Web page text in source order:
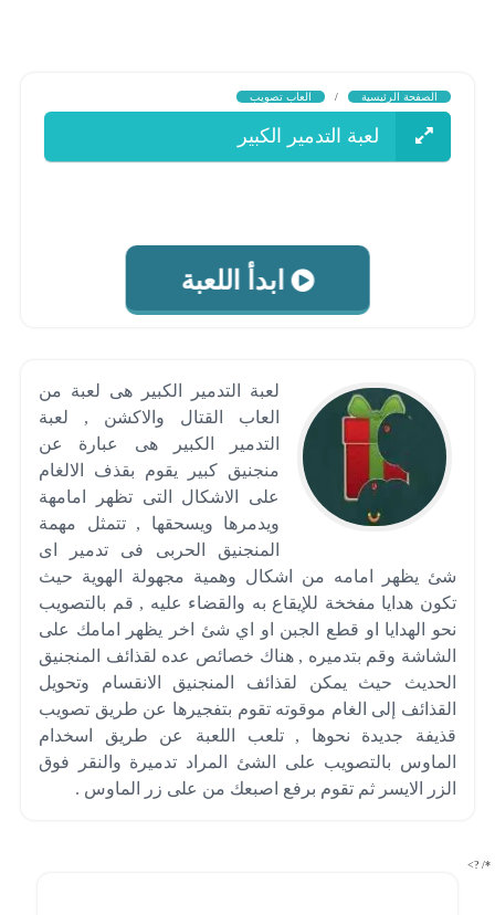
الصفحة الرئيسية / العاب تصويب
لعبة التدمير الكبير
ابدأ اللعبة
لعبة التدمير الكبير هى لعبة من
العاب القتال والاكشن , لعبة
التدمير الكبير هى عبارة عن
منجنيق كبير يقوم بقذف الالغام
على الاشكال التى تظهر امامهة
ويدمرها ويسحقها , تتمثل مهمة
المنجنيق الحربى فى تدمير اى
شئ يظهر امامه من اشكال وهمية مجهولة الهوية حيث
تكون هدايا مفخخة للإيقاع به والقضاء عليه , قم بالتصويب
نحو الهدايا او قطع الجبن او اي شئ اخر يظهر امامك على
الشاشة وقم بتدميره , هناك خصائص عده لقذائف المنجنيق
الحديث حيث يمكن لقذائف المنجنيق الانقسام وتحويل
القذائف إلى الغام موقوته تقوم بتفجيرها عن طريق تصويب
قذيفة جديدة نحوها , تلعب اللعبة عن طريق اسخدام
الماوس بالتصويب على الشئ المراد تدميرة والنقر فوق
الزر الايسر ثم تقوم برفع اصبعك من على زر الماوس .
*/ ?>